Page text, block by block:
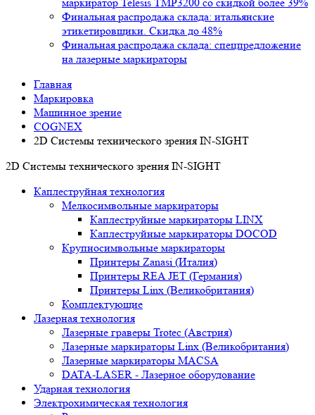
Финальная распродажа склада: итальянские
этикетировщики. Скидка до 48%
Финальная распродажа склада: спецпредложение
на лазерные маркираторы
Главная
Маркировка
Машинное зрение
COGNEX
2D Системы технического зрения IN-SIGHT
2D Системы технического зрения IN-SIGHT
Каплеструйная технология
Мелкосимвольные маркираторы
Каплеструйные маркираторы LINX
Каплеструйные маркираторы DOCOD
Крупносимвольные маркираторы
Принтеры Zanasi (Италия)
Принтеры REA JET (Германия)
Принтеры Linx (Великобритания)
Комплектующие
Лазерная технология
Лазерные граверы Trotec (Австрия)
Лазерные маркираторы Linx (Великобритания)
Лазерные маркираторы MACSA
DATA-LASER - Лазерное оборудование
Ударная технология
Электрохимическая технология